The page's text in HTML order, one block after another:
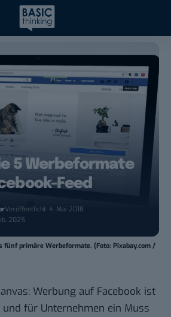
5 Werbeformate
Feed
Veröffentlicht: 4. Mai 2018
2025
fünf primäre Werbeformate. (Foto: Pixabay.com /
Werbung auf Facebook ist
für Unternehmen ein Muss